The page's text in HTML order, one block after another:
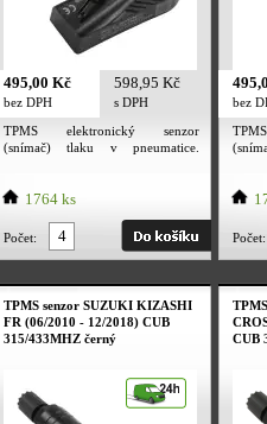
495,00 Kč
bez DPH
598,95 Kč
s DPH
TPMS elektronický senzor
(snímač) tlaku v pneumatice.
moment šroubku 2 Nm. TPMS
plechové disky. Frekvence senzoru
dle evropské normy 433MHZ /
315 MHz. Tpms senzor obsahuje
více.
1764 ks
Počet:
bez
dle
315
více.
Počet:
TPMS senzor SUZUKI KIZASHI
FR (06/2010 - 12/2018) CUB
315/433MHZ černý
CUB